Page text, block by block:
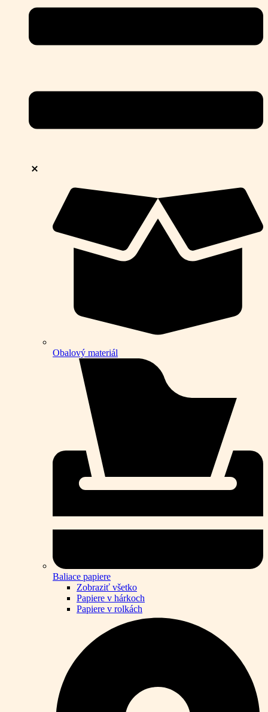
Obalový materiál
Baliace papiere
Zobraziť všetko
Papiere v hárkoch
Papiere v rolkách